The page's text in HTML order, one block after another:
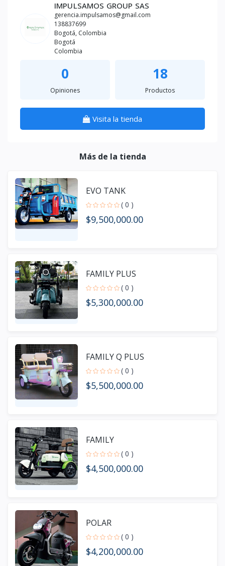
IMPULSAMOS GROUP SAS
gerencia.impulsamos@gmail.com
138837699
Bogotá, Colombia
Bogotá
Colombia
0
Opiniones
18
Productos
Visita la tienda
Más de la tienda
EVO TANK
( 0 )
$9,500,000.00
FAMILY PLUS
( 0 )
$5,300,000.00
FAMILY Q PLUS
( 0 )
$5,500,000.00
FAMILY
( 0 )
$4,500,000.00
POLAR
( 0 )
$4,200,000.00